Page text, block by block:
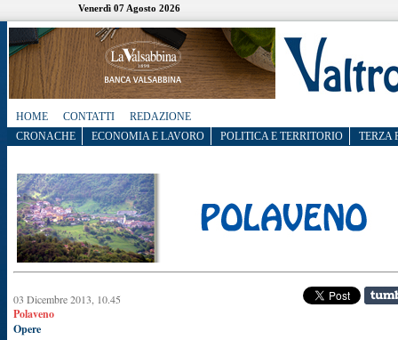
Venerdì 07 Agosto 2026
HOME CONTATTI
REDAZIONE
CRONACHE
ECONOMIA E LAVORO POLITICA E TERRITORIO TERZA
03 Dicembre 2013, 10.45
Polaveno
Opere